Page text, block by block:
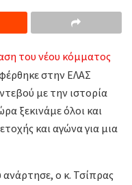
του νέου κόμματος
στην ΕΛΑΣ
με την ιστορία
ξεκινάμε όλοι και
και αγώνα για μια
ο κ. Τσίπρας